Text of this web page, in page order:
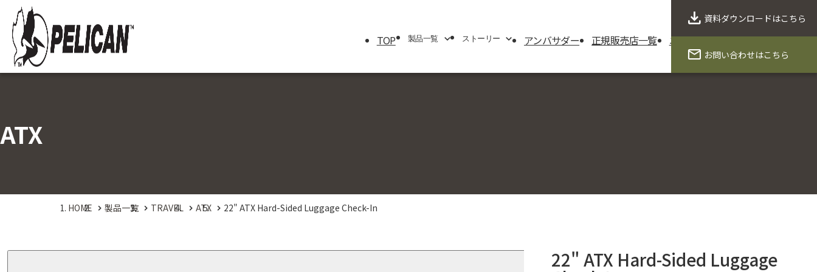
TOP 製品一覧
ラックマウントケース
モバイルミリタリー
ストーリー アンバサダー 正規販売店一覧 ニュース 製品保証 会社概要
資料ダウンロード はこちら
お問い合わせはこちら
ATX
HOME 製品一覧 TRAVEL ATX 22" ATX Hard-Sided Luggage Check-In
22" ATX Hard-Sided Luggage